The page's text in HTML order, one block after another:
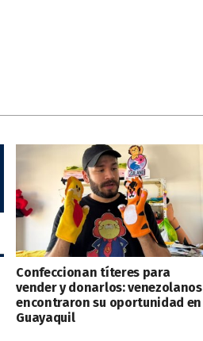
Confeccionan títeres para
vender y donarlos: venezolanos
encontraron su oportunidad en
Guayaquil